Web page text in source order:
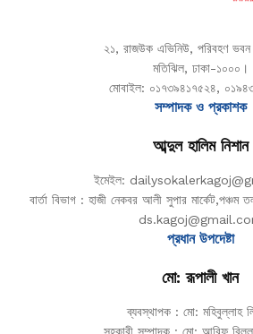
২১, রাজউক এভিনিউ, পরিবহণ ভবন
মতিঝিল, ঢাকা-১০০০।
মোবাইল: ০১৭৩৯৪১৭৫২৪,
সম্পাদক ও প্রকাশক
আব্দুল হালিম নিশান
ইমেইল:
বার্তা বিভাগ : হাজী নেকবর আলী সুপার মার্কেট,পঞ্চম
প্রধান উপদেষ্টা
মো: রূপালী খান
ব্যবস্থাপক : মো: মহিবুল্লাহ